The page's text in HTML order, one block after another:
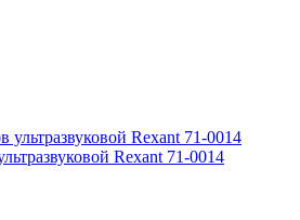
Rexant 71-0014